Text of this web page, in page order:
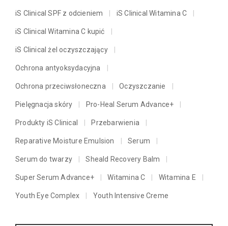
iS Clinical SPF z odcieniem iS Clinical Witamina C
iS Clinical Witamina C kupić
iS Clinical żel oczyszczający
Ochrona antyoksydacyjna
Ochrona przeciwsłoneczna Oczyszczanie
Pielęgnacja skóry Pro-Heal Serum Advance+
Produkty iS Clinical Przebarwienia
Reparative Moisture Emulsion Serum
Serum do twarzy Sheald Recovery Balm
Super Serum Advance+ Witamina C Witamina E
Youth Eye Complex Youth Intensive Creme